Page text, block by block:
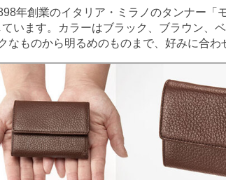
年創業のイタリア・ミラノのタンナー「
います。カラーはブラック、ブラウン、
なものから明るめのものまで、好みに合わ